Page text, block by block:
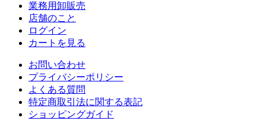
業務用卸販売
店舗のこと
ログイン
カートを見る
お問い合わせ
プライバシーポリシー
よくある質問
特定商取引法に関する表記
ショッピングガイド